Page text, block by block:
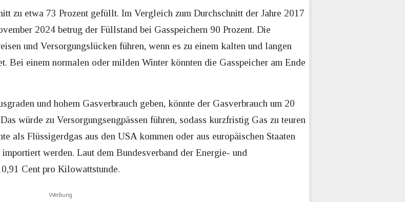
zu etwa 73 Prozent gefüllt. Im Vergleich zum Durchschnitt der Jahre 2017
2024 betrug der Füllstand bei Gasspeichern 90 Prozent. Die
und Versorgungslücken führen, wenn es zu einem kalten und langen
Bei einem normalen oder milden Winter könnten die Gasspeicher am Ende
und hohem Gasverbrauch geben, könnte der Gasverbrauch um 20
würde zu Versorgungsengpässen führen, sodass kurzfristig Gas zu teuren
als Flüssigerdgas aus den USA kommen oder aus europäischen Staaten
werden. Laut dem Bundesverband der Energie- und
Cent pro Kilowattstunde.
Werbung